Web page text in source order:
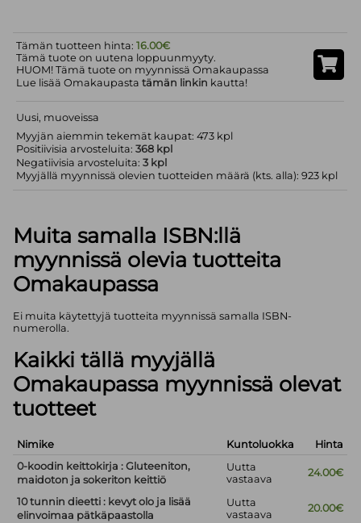
Tämän tuotteen hinta:16.00€
Tämä tuote on uutena loppuunmyyty.
HUOM! Tämä tuote on myynnissä Omakaupassa
Lue lisää Omakaupastatämän linkin kautta!
Uusi, muoveissa
Myyjän aiemmin tekemät kaupat: 473 kpl
Positiivisia arvosteluita:368 kpl
Negatiivisia arvosteluita:3 kpl
Myyjällä myynnissä olevien tuotteiden määrä (kts. alla): 923 kpl
Muita samalla ISBN:llä
myynnissä olevia tuotteita
Omakaupassa
Ei muita käytettyjä tuotteita myynnissä samalla ISBN-
numerolla.
Kaikki tällä myyjällä
Omakaupassa myynnissä olevat
tuotteet
Nimike Kuntoluokka
Hinta
0-koodin keittokirja : Gluteeniton,
maidoton ja sokeriton keittiö
Uutta
vastaava
24.00€
10 tunnin dieetti : kevyt olo ja lisää
elinvoimaa pätkäpaastolla
Uutta
vastaava
20.00€